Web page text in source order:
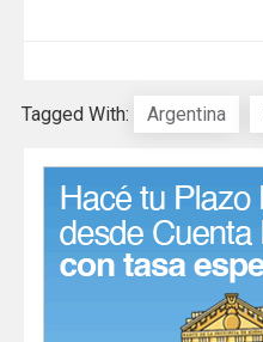
Tagged With: Argentina